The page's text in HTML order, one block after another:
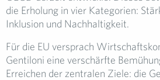
die Erholung in vier Kategorien:
Inklusion und Nachhaltigkeit.
Für die EU versprach
Gentiloni eine verschärfte
Erreichen der zentralen Ziele: die